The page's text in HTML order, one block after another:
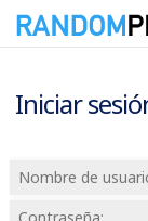
Iniciar